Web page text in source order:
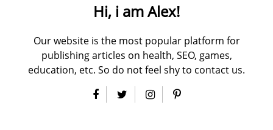
Hi, i am Alex!
Our website is the most popular platform for
publishing articles on health, SEO, games,
education, etc. So do not feel shy to contact us.